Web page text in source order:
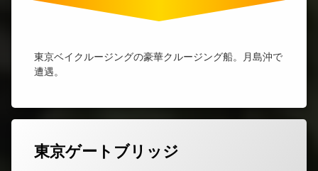
東京ベイクルージングの豪華クルージング船。月島沖で
遭遇。
東京ゲートブリッジ